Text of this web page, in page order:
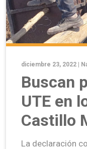
diciembre 23, 2022 |
Buscan
UTE en
Castillo
La declaración